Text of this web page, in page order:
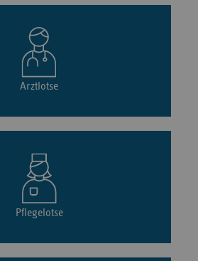
Arztlotse
Pflegelotse